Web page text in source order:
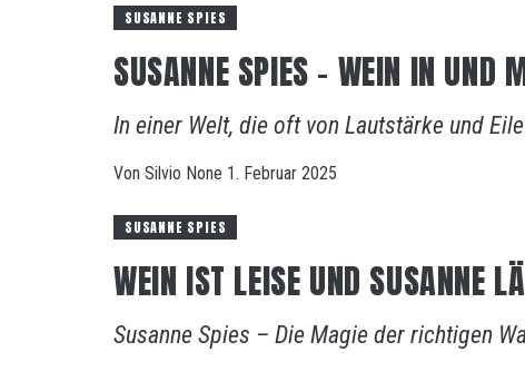
SUSANNE SPIES
SUSANNE SPIES – WEIN IN UND
In einer Welt, die oft von Lautstärke und
Von Silvio None 1. Februar 2025
SUSANNE SPIES
WEIN IST LEISE UND SUSANNE
Susanne Spies – Die Magie der richtigen